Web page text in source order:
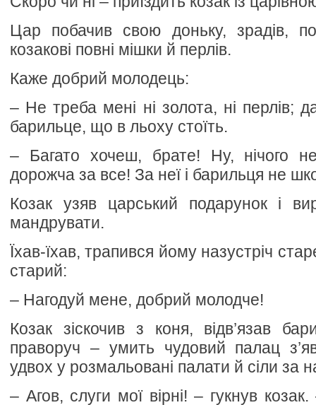
Цар побачив свою доньку, зрадів,
козакові повні мішки й перлів.
Каже добрий молодець:
– Не треба мені ні золота, ні перлів;
барильце, що в льоху стоїть.
– Багато хочеш, брате! Ну, нічого
дорожча за все! За неї і барильця не
Козак узяв царський подарунок і
мандрувати.
Їхав-їхав, трапився йому назустріч
старий:
– Нагодуй мене, добрий молодче!
Козак зіскочив з коня, відв’язав
праворуч – умить чудовий палац
удвох у розмальовані палати й сіли за
– Агов, слуги мої вірні! – гукнув